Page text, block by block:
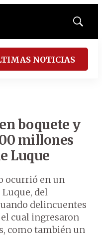
Mostrar
NOTICIAS
boquete y
millones
Luque
ocurrió en un
Luque, del
delincuentes
cual ingresaron
como también un